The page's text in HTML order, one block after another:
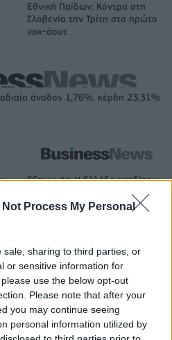
Not Process My Personal
sale, sharing to third parties, or
or sensitive information for
use the below opt-out
Please note that after your
you may continue seeing
personal information utilized by
Εθνική Παίδων: Κόντρα στη
Σλοβενία την Τρίτη στο πρώτο
νοκ-άουτ
άνοδος 1,76%, κέρδη 23,31%
Εξαγωγές: Η Ελλάδα κερδίζει
τους Ευρωπαίους ανταγωνιστές
– Άνοδος μεριδίων σε 9 από 11
στην KG Mobility
Ατρόμητος και Novibet
συνεχίζουν μαζί: Ανανέωση της